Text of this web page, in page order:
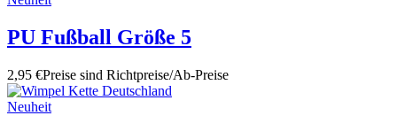
PU Fußball Größe 5
2,95 €Preise sind Richtpreise/Ab-Preise
Neuheit